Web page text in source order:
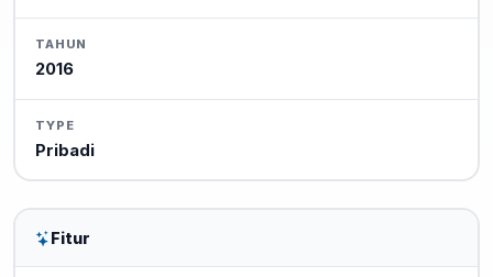
TAHUN
2016
TYPE
Pribadi
Fitur